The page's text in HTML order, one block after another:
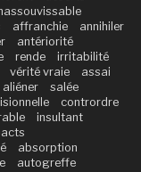
affranchie
annihiler
antériorité
rende
irritabilité
vérité vraie
assai
aliéner
salée
contrordre
insultant
absorption
autogreffe